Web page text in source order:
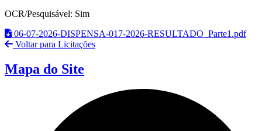
OCR/Pesquisável: Sim
06-07-2026-DISPENSA-017-2026-RESULTADO_Parte1.pdf
Voltar para Licitações
Mapa do Site